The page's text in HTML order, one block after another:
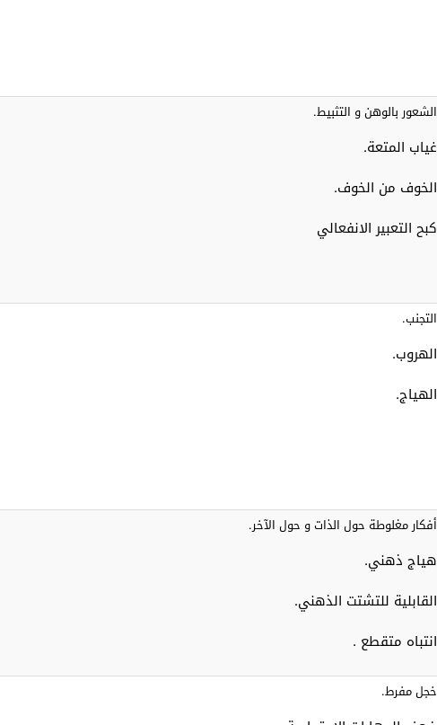
الشعور بالوهن و التثبيط.
غياب المتعة.
الخوف من الخوف.
كبح التعبير الانفعالي
التجنب.
الهروب.
الهياج.
أفكار مغلوطة حول الذات و حول الآخر.
هياج ذهني.
القابلية للتشتت الذهني.
انتباه متقطع .
خجل مفرط.